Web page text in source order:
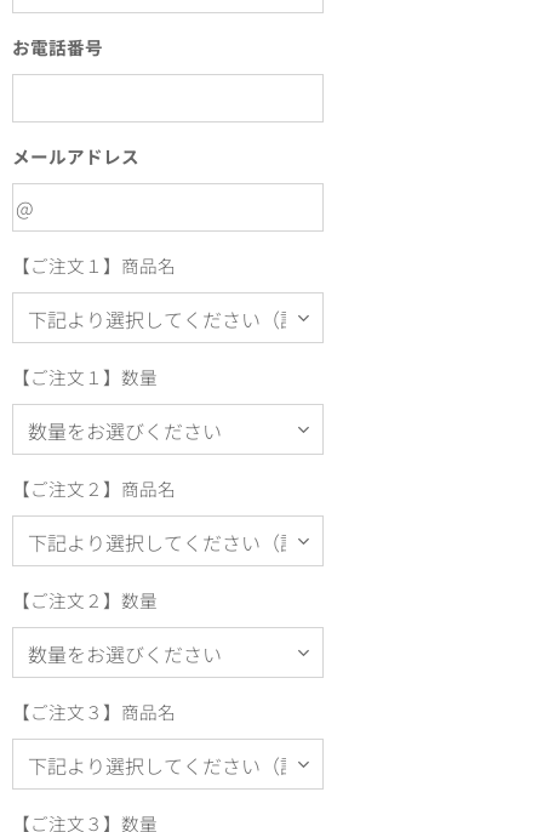
お電話番号
メールアドレス
【ご注文１】商品名
【ご注文１】数量
【ご注文２】商品名
【ご注文２】数量
【ご注文３】商品名
【ご注文３】数量